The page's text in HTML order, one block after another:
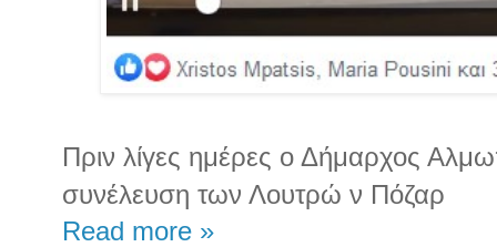
Πριν λίγες ημέρες ο Δήμαρχος
συνέλευση των Λουτρώ ν Πόζαρ
Read more »